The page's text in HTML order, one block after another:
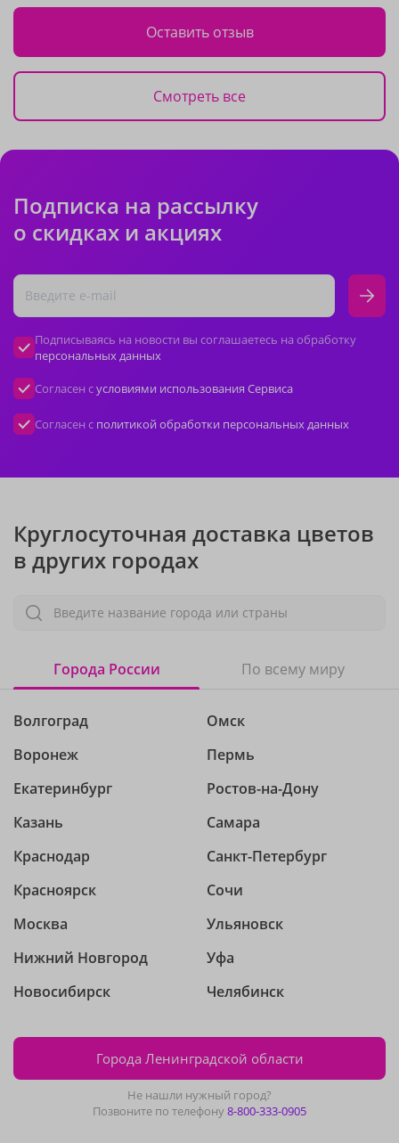
Оставить отзыв
Смотреть все
Подписка на рассылку
о скидках и акциях
Подписываясь на новости вы соглашаетесь на обработку
персональных данных
Согласен сусловиями использования Сервиса
Согласен с политикой обработки персональных данных
Круглосуточная доставка цветов
в других городах
Введите название города или страны
Города России По всему миру
Волгоград
Воронеж
Екатеринбург
Казань
Краснодар
Красноярск
Москва
Нижний Новгород
Новосибирск
Омск
Пермь
Ростов-на-Дону
Самара
Санкт-Петербург
Сочи
Ульяновск
Уфа
Челябинск
Города Ленинградской области
Не нашли нужный город?
Позвоните по телефону8-800-333-0905